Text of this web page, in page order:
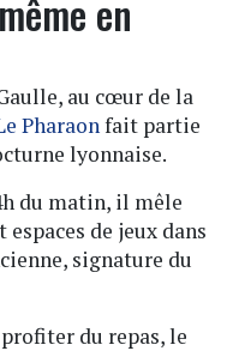
en
au cœur de la
Pharaonfait partie
lyonnaise.
du matin, il mêle
de jeux dans
signature du
du repas, le